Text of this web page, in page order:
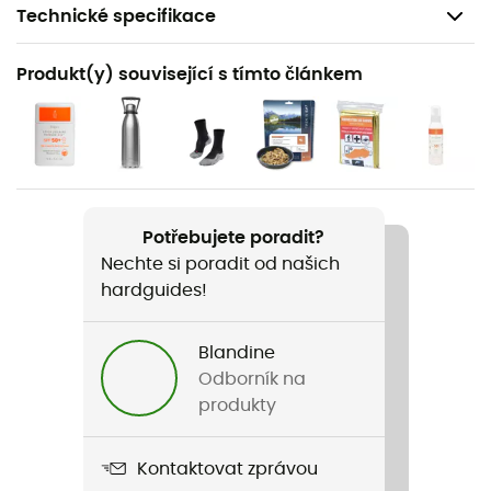
Technické specifikace
Doporučené pro
Pěší turistika / Trekking / Cestování
Název produktu
St Jacques. Moissac / Ronceveaux
Produkt(y) související s tímto článkem
Potřebujete poradit?
Nechte si poradit od našich
hardguides!
Blandine
Odborník na
produkty
Kontaktovat zprávou